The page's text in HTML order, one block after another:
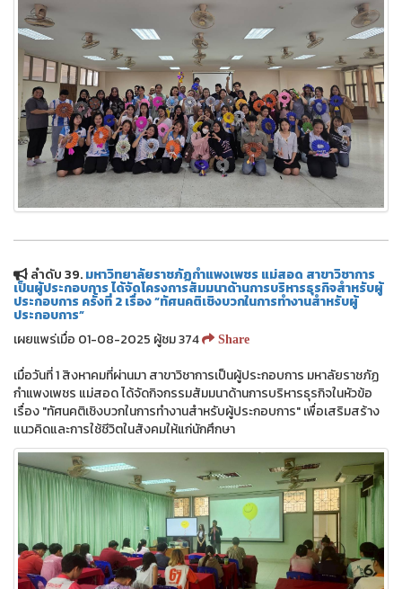
ลำดับ 39.มหาวิทยาลัยราชภัฏกำแพงเพชร แม่สอด สาขาวิชาการ
เป็นผู้ประกอบการ ได้จัดโครงการสัมมนาด้านการบริหารธุรกิจสำหรับผู้
ประกอบการ ครั้งที่ 2 เรื่อง “ทัศนคติเชิงบวกในการทำงานสำหรับผู้
ประกอบการ”
เผยแพร่เมื่อ 01-08-2025 ผู้ชม 374
Share
เมื่อวันที่ 1 สิงหาคมที่ผ่านมา สาขาวิชาการเป็นผู้ประกอบการ มหาลัยราชภัฏ
กำแพงเพชร แม่สอด ได้จัดกิจกรรมสัมมนาด้านการบริหารธุรกิจในหัวข้อ
เรื่อง "ทัศนคติเชิงบวกในการทำงานสำหรับผู้ประกอบการ" เพื่อเสริมสร้าง
แนวคิดและการใช้ชีวิตในสังคมให้แก่นักศึกษา